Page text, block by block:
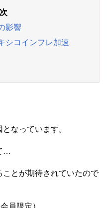
影響
シコインフレ加速
なっています。
…
とが期待されていたので